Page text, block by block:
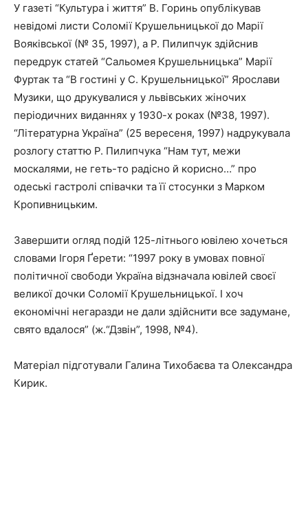
У газеті “Культура і життя” В. Горинь опублікував
невідомі листи Соломії Крушельницької до Марії
Вояківської (№ 35, 1997), а Р. Пилипчук здійснив
передрук статей “Сальомея Крушельницька” Марії
Фуртак та “В гостині у С. Крушельницької” Ярослави
Музики, що друкувалися у львівських жіночих
періодичних виданнях у 1930-х роках (№38, 1997).
“Літературна Україна” (25 вересеня, 1997) надрукувала
розлогу статтю Р. Пилипчука “Нам тут, межи
москалями, не геть-то радісно й корисно…” про
одеські гастролі співачки та її стосунки з Марком
Кропивницьким.
Завершити огляд подій 125-літнього ювілею хочеться
словами Ігоря Ґерети: “1997 року в умовах повної
політичної свободи Україна відзначала ювілей своєї
великої дочки Соломії Крушельницької. І хоч
економічні негаразди не дали здійснити все задумане,
свято вдалося” (ж.“Дзвін”, 1998, №4).
Матеріал підготували Галина Тихобаєва та Олександра
Кирик.